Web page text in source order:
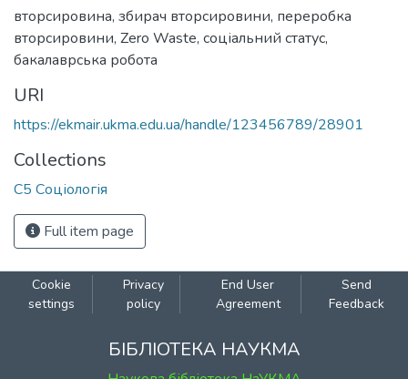
вторсировина, збирач вторсировини, переробка
вторсировини, Zero Waste, соціальний статус,
бакалаврська робота
URI
https://ekmair.ukma.edu.ua/handle/123456789/28901
Collections
С5 Соціологія
Full item page
Cookie
settings
Privacy
policy
End User
Agreement
Send
Feedback
БІБЛІОТЕКА НАУКМА